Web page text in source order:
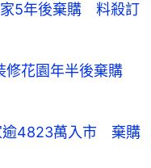
家5年後棄購 料殺訂
修花園年半後棄購
逾4823萬入市 棄購